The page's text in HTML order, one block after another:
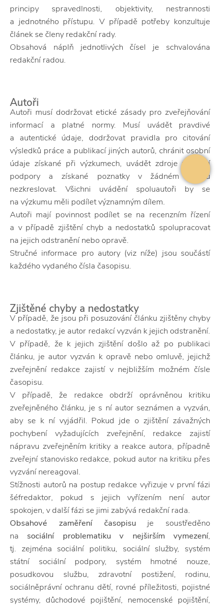
principy spravedlnosti, objektivity, nestrannosti
a jednotného přístupu. V případě potřeby konzultuje
článek se členy redakční rady.
Obsahová náplň jednotlivých čísel je schvalována
redakční radou.
Autoři
Autoři musí dodržovat etické zásady pro zveřejňování
informací a platné normy. Musí uvádět pravdivé
a autentické údaje, dodržovat pravidla pro citování
výsledků práce a publikací jiných autorů, chránit osobní
údaje získané při výzkumech, uvádět zdroje finanční
podpory a získané poznatky v žádném směru
nezkreslovat. Všichni uvádění spoluautoři by se
na výzkumu měli podílet významným dílem.
Autoři mají povinnost podílet se na recenzním řízení
a v případě zjištění chyb a nedostatků spolupracovat
na jejich odstranění nebo opravě.
Stručné informace pro autory (viz níže) jsou součástí
každého vydaného čísla časopisu.
Zjištěné chyby a nedostatky
V případě, že jsou při posuzování článku zjištěny chyby
a nedostatky, je autor redakcí vyzván k jejich odstranění.
V případě, že k jejich zjištění došlo až po publikaci
článku, je autor vyzván k opravě nebo omluvě, jejichž
zveřejnění redakce zajistí v nejbližším možném čísle
časopisu.
V případě, že redakce obdrží oprávněnou kritiku
zveřejněného článku, je s ní autor seznámen a vyzván,
aby se k ní vyjádřil. Pokud jde o zjištění závažných
pochybení vyžadujících zveřejnění, redakce zajistí
nápravu zveřejněním kritiky a reakce autora, případně
zveřejní stanovisko redakce, pokud autor na kritiku přes
vyzvání nereagoval.
Stížnosti autorů na postup redakce vyřizuje v první fázi
šéfredaktor, pokud s jejich vyřízením není autor
spokojen, v další fázi se jimi zabývá redakční rada.
Obsahové zaměření časopisu je soustředěno
na sociální problematiku v nejširším vymezení,
tj. zejména sociální politiku, sociální služby, systém
státní sociální podpory, systém hmotné nouze,
posudkovou službu, zdravotní postižení, rodinu,
sociálněprávní ochranu dětí, rovné příležitosti, pojistné
systémy, důchodové pojištění, nemocenské pojištění,